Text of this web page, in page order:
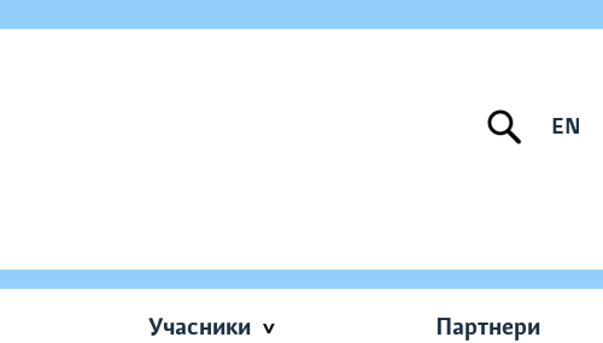
EN
Учасники Партнери